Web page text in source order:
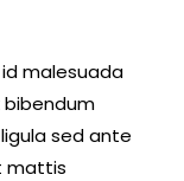
malesuada
bibendum
sed ante
mattis